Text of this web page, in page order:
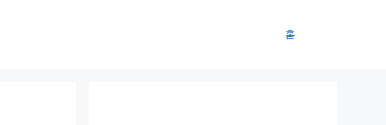
홈